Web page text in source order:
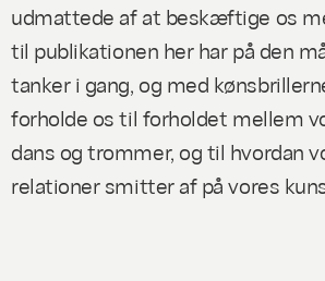
udmattede af at beskæftige os
til publikationen her har på den
tanker i gang, og med
forholde os til forholdet mellem
dans og trommer, og til hvordan
relationer smitter af på vores